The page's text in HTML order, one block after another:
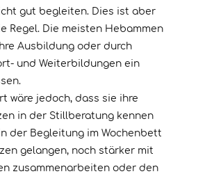
gut begleiten. Dies ist aber
Regel. Die meisten Hebammen
Ausbildung oder durch
und Weiterbildungen ein
wäre jedoch, dass sie ihre
in der Stillberatung kennen
der Begleitung im Wochenbett
gelangen, noch stärker mit
zusammenarbeiten oder den